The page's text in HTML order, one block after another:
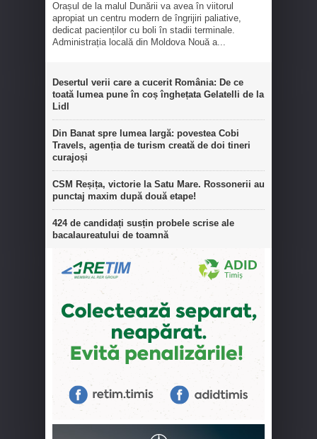
Orașul de la malul Dunării va avea în viitorul
apropiat un centru modern de îngrijiri paliative,
dedicat pacienților cu boli în stadii terminale.
Administrația locală din Moldova Nouă a...
Desertul verii care a cucerit România: De ce
toată lumea pune în coș înghețata Gelatelli de la
Lidl
Din Banat spre lumea largă: povestea Cobi
Travels, agenția de turism creată de doi tineri
curajoși
CSM Reșița, victorie la Satu Mare. Rossonerii au
punctaj maxim după două etape!
424 de candidați susțin probele scrise ale
bacalaureatului de toamnă